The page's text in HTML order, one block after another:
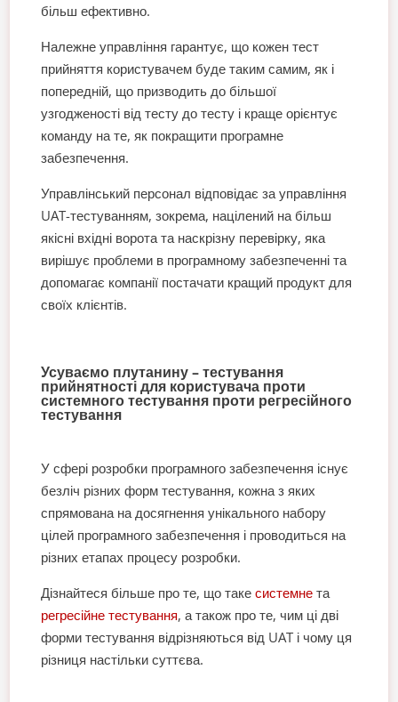
більш ефективно.
Належне управління гарантує, що кожен тест
прийняття користувачем буде таким самим, як і
попередній, що призводить до більшої
узгодженості від тесту до тесту і краще орієнтує
команду на те, як покращити програмне
забезпечення.
Управлінський персонал відповідає за управління
UAT-тестуванням, зокрема, націлений на більш
якісні вхідні ворота та наскрізну перевірку, яка
вирішує проблеми в програмному забезпеченні та
допомагає компанії постачати кращий продукт для
своїх клієнтів.
Усуваємо плутанину – тестування
прийнятності для користувача проти
системного тестування проти регресійного
тестування
У сфері розробки програмного забезпечення існує
безліч різних форм тестування, кожна з яких
спрямована на досягнення унікального набору
цілей програмного забезпечення і проводиться на
різних етапах процесу розробки.
Дізнайтеся більше про те, що такесистемне та
регресійне тестування, а також про те, чим ці дві
форми тестування відрізняються від UAT і чому ця
різниця настільки суттєва.